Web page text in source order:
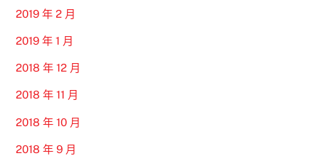
2019 年 2 月
2019 年 1 月
2018 年 12 月
2018 年 11 月
2018 年 10 月
2018 年 9 月